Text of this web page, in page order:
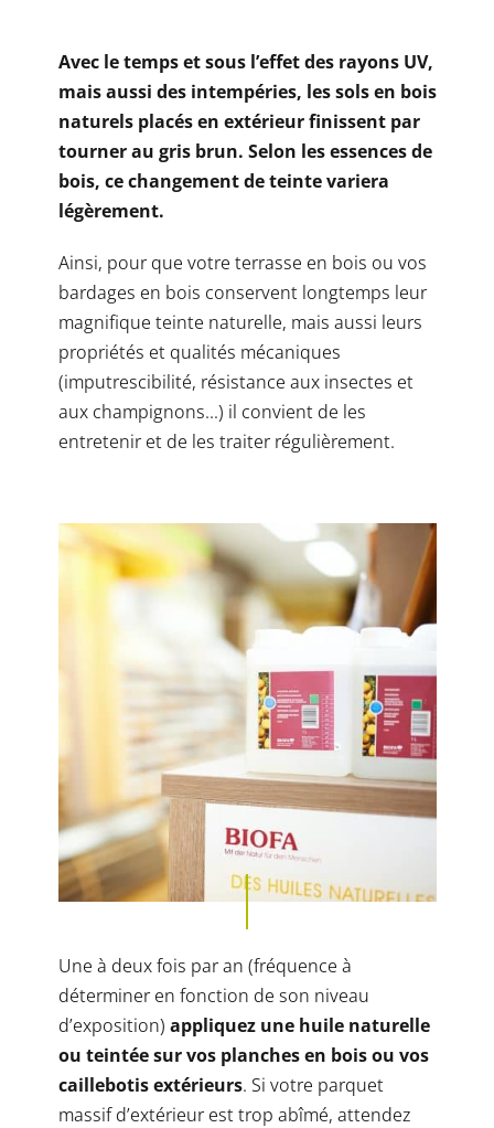
Avec le temps et sous l’effet des rayons UV,
mais aussi des intempéries, les sols en bois
naturels placés en extérieur finissent par
tourner au gris brun. Selon les essences de
bois, ce changement de teinte variera
légèrement.
Ainsi, pour que votre terrasse en bois ou vos
bardages en bois conservent longtemps leur
magnifique teinte naturelle, mais aussi leurs
propriétés et qualités mécaniques
(imputrescibilité, résistance aux insectes et
aux champignons…) il convient de les
entretenir et de les traiter régulièrement.
Une à deux fois par an (fréquence à
déterminer en fonction de son niveau
d’exposition) appliquez une huile naturelle
ou teintée sur vos planches en bois ou vos
caillebotis extérieurs. Si votre parquet
massif d’extérieur est trop abîmé, attendez